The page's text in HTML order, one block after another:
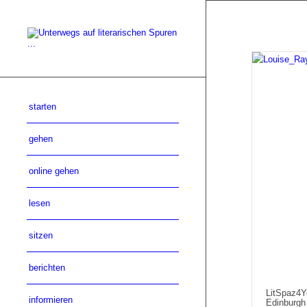
starten
gehen
online gehen
lesen
sitzen
berichten
informieren
Edinburgh